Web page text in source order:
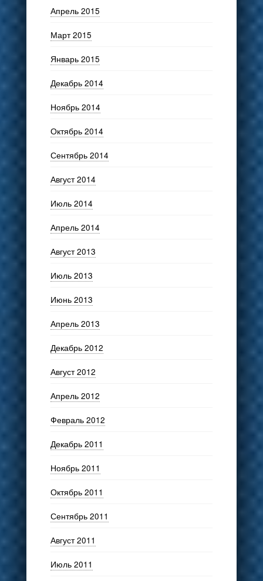
Апрель 2015
Март 2015
Январь 2015
Декабрь 2014
Ноябрь 2014
Октябрь 2014
Сентябрь 2014
Август 2014
Июль 2014
Апрель 2014
Август 2013
Июль 2013
Июнь 2013
Апрель 2013
Декабрь 2012
Август 2012
Апрель 2012
Февраль 2012
Декабрь 2011
Ноябрь 2011
Октябрь 2011
Сентябрь 2011
Август 2011
Июль 2011